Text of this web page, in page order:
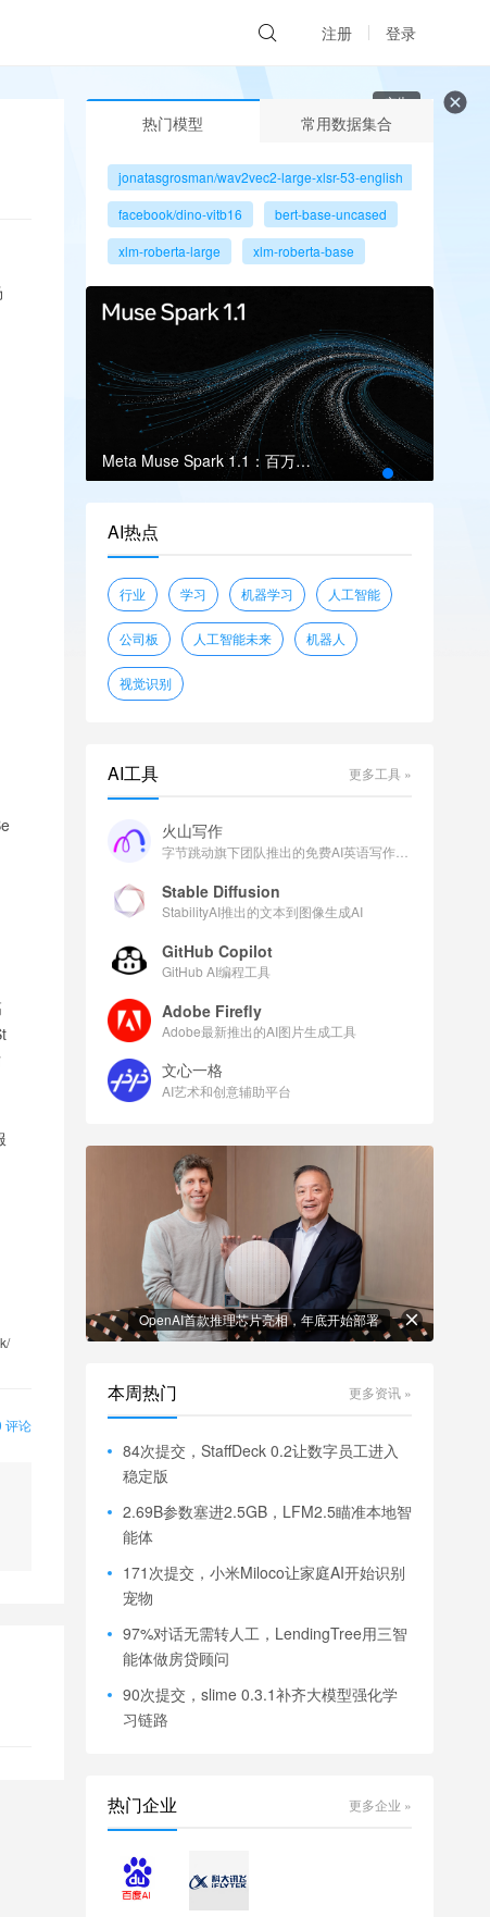
广告
注册 登录
评论
热门模型 常用数据集合
jonatasgrosman/wav2vec2-large-xlsr-53-english
facebook/dino-vitb16
bert-base-uncased
xlm-roberta-large
xlm-roberta-base
gpt2
microsoft/resnet-50
facebook/dino-vits8
Meta Muse Spark 1.1：百万上下文瞄准多智能体
piqa
EleutherAI/lambada_openai
facebook/flores
AI热点
行业 学习 机器学习 人工智能
公司板 人工智能未来 机器人
视觉识别
AI工具 更多工具 »
火山写作
Stable Diffusion
StabilityAI推出的文本到图像生成AI
GitHub Copilot
GitHub AI编程工具
Adobe Firefly
Adobe最新推出的AI图片生成工具
文心一格
AI艺术和创意辅助平台
OpenAI首款推理芯片亮相，年底开始部署
本周热门 更多资讯 »
84次提交，StaffDeck 0.2让数字员工进入
稳定版
2.69B参数塞进2.5GB，LFM2.5瞄准本地智
能体
171次提交，小米Miloco让家庭AI开始识别
宠物
97%对话无需转人工，LendingTree用三智
能体做房贷顾问
90次提交，slime 0.3.1补齐大模型强化学
习链路
热门企业 更多企业 »